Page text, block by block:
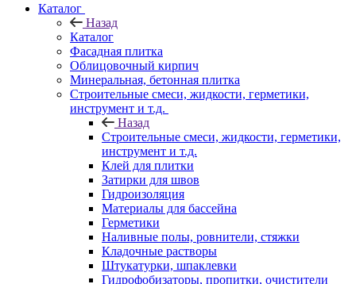
Каталог
Назад
Каталог
Фасадная плитка
Облицовочный кирпич
Минеральная, бетонная плитка
Строительные смеси, жидкости, герметики,
инструмент и т.д.
Назад
Строительные смеси, жидкости, герметики,
инструмент и т.д.
Клей для плитки
Затирки для швов
Гидроизоляция
Материалы для бассейна
Герметики
Наливные полы, ровнители, стяжки
Кладочные растворы
Штукатурки, шпаклевки
Гидрофобизаторы, пропитки, очистители